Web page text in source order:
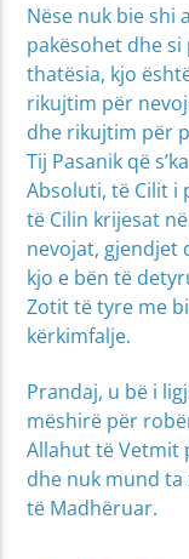
Nëse nuk bie shi
pakësohet dhe si
thatësia, kjo
rikujtim për
dhe rikujtim për
Tij Pasanik që
Absoluti, të Cilit i
të Cilin krijesat
nevojat, gjendjet
kjo e bën të
Zotit të tyre me
kërkimfalje.
Prandaj, u bë i
mëshirë për
Allahut të Vetmit
dhe nuk mund
të Madhëruar.